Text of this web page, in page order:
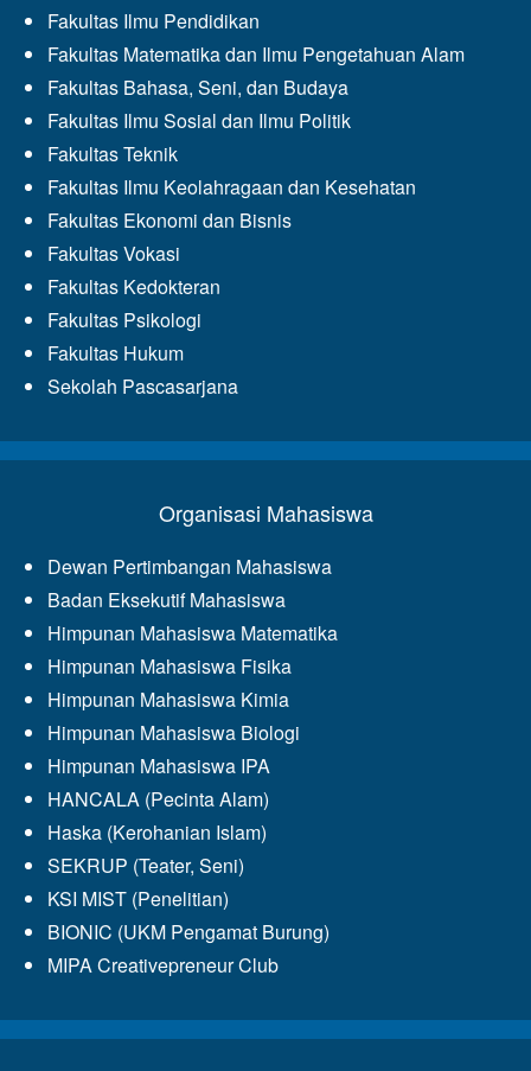
Fakultas Ilmu Pendidikan
Fakultas Matematika dan Ilmu Pengetahuan Alam
Fakultas Bahasa, Seni, dan Budaya
Fakultas Ilmu Sosial dan Ilmu Politik
Fakultas Teknik
Fakultas Ilmu Keolahragaan dan Kesehatan
Fakultas Ekonomi dan Bisnis
Fakultas Vokasi
Fakultas Kedokteran
Fakultas Psikologi
Fakultas Hukum
Sekolah Pascasarjana
Organisasi Mahasiswa
Dewan Pertimbangan Mahasiswa
Badan Eksekutif Mahasiswa
Himpunan Mahasiswa Matematika
Himpunan Mahasiswa Fisika
Himpunan Mahasiswa Kimia
Himpunan Mahasiswa Biologi
Himpunan Mahasiswa IPA
HANCALA (Pecinta Alam)
Haska (Kerohanian Islam)
SEKRUP (Teater, Seni)
KSI MIST (Penelitian)
BIONIC (UKM Pengamat Burung)
MIPA Creativepreneur Club